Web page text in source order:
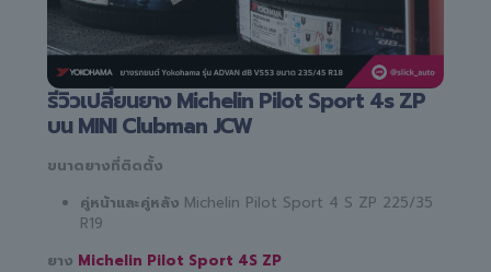
รีวิวเปลี่ยนยาง Michelin Pilot Sport 4s ZP
บน MINI Clubman JCW
ขนาดยางที่ติดตั้ง
คู่หน้าและคู่หลัง Michelin Pilot Sport 4 S ZP 225/35
R19
ยาง Michelin Pilot Sport 4S ZP